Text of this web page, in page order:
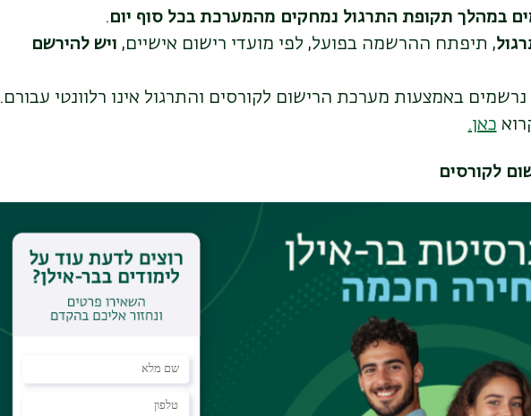
במהלך תקופת התרגול נמחקים מהמערכת בכל סוף יום.
, תיפתח ההרשמה בפועל, לפי מועדי רישום אישיים, ויש להירשם
באמצעות מערכת הרישום לקורסים והתרגול אינו רלוונטי עבורם.
כאן.
לקורסים
שלך בנוחות ובקלות.
הרישום.
לקיים את שנת הלימודים האקדמית, המגמות והקורסים בהתאם ללוח
השונים. עם זאת, שומרת לעצמה האוניברסיטה בהתאם לשיקול
לשנות שיבוץ המרצים בקורסים ולהכניס שינויים בלוח זמני